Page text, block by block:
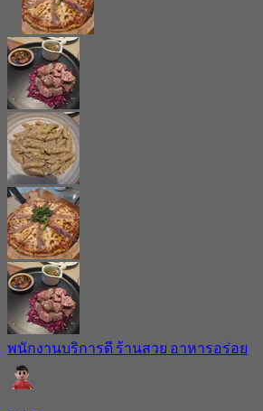
พนักงานบริการดี ร้านสวย อาหารอร่อย